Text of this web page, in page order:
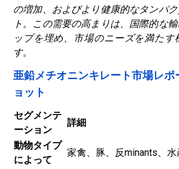
の増加、およびより健康的なタンパ
ト。この需要の高まりは、国際的な
ップを埋め、市場のニーズを満たす
す。
亜鉛メチオニンキレート市場レポ
ョット
セグメンテ
ーション
詳細
動物タイプ
によって
家禽、豚、反minants、水